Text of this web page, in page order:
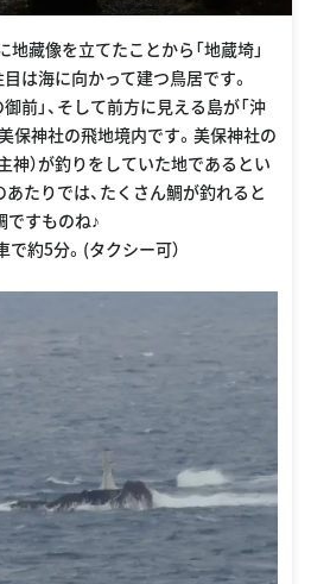
藏像を立てたことから「地蔵埼」
は海に向かって建つ鳥居です。
前」、そして前方に見える島が「沖
保神社の飛地境内です。美保神社の
神）が釣りをしていた地であるとい
たりでは、たくさん鯛が釣れると
ですものね♪
で約5分。(タクシー可）